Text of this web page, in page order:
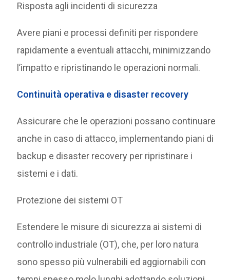
Risposta agli incidenti di sicurezza
Avere piani e processi definiti per rispondere
rapidamente a eventuali attacchi, minimizzando
l’impatto e ripristinando le operazioni normali.
Continuità operativa e disaster recovery
Assicurare che le operazioni possano continuare
anche in caso di attacco, implementando piani di
backup e disaster recovery per ripristinare i
sistemi e i dati.
Protezione dei sistemi OT
Estendere le misure di sicurezza ai sistemi di
controllo industriale (OT), che, per loro natura
sono spesso più vulnerabili ed aggiornabili con